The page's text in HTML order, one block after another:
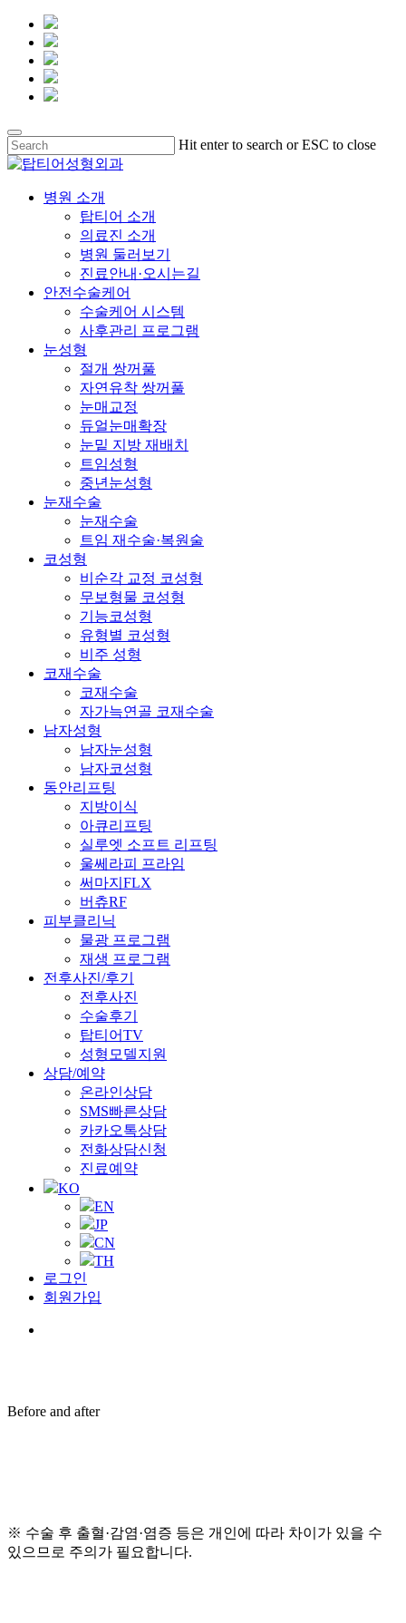
Skip
to
main
content
Hit enter to search or ESC to close
Close
Menu
병원 소개
탑티어 소개
의료진 소개
병원 둘러보기
진료안내·오시는길
안전수술케어
수술케어 시스템
사후관리 프로그램
눈성형
절개 쌍꺼풀
자연유착 쌍꺼풀
눈매교정
듀얼눈매확장
눈밑 지방 재배치
트임성형
중년눈성형
눈재수술
눈재수술
트임 재수술·복원술
코성형
비순각 교정 코성형
무보형물 코성형
기능코성형
유형별 코성형
비주 성형
코재수술
코재수술
자가늑연골 코재수술
남자성형
남자눈성형
남자코성형
동안리프팅
지방이식
아큐리프팅
실루엣 소프트 리프팅
울쎄라피 프라임
써마지FLX
버츄RF
피부클리닉
물광 프로그램
재생 프로그램
전후사진/후기
전후사진
수술후기
탑티어TV
성형모델지원
상담/예약
온라인상담
SMS빠른상담
카카오톡상담
전화상담신청
진료예약
KO
EN
JP
CN
TH
로그인
회원가입
Before and after
※ 수술 후 출혈·감염·염증 등은 개인에 따라 차이가 있을 수
있으므로 주의가 필요합니다.